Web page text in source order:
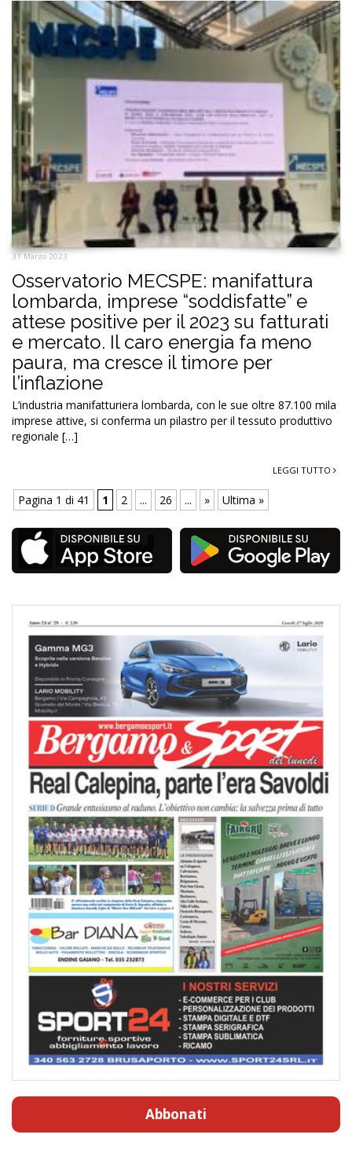
31 Marzo 2023
Osservatorio MECSPE: manifattura
lombarda, imprese “soddisfatte” e
attese positive per il 2023 su fatturati
e mercato. Il caro energia fa meno
paura, ma cresce il timore per
l’inflazione
L’industria manifatturiera lombarda, con le sue oltre 87.100 mila
imprese attive, si conferma un pilastro per il tessuto produttivo
regionale […]
LEGGI TUTTO
Pagina 1 di 41 1 2 ... 26 ... » Ultima »
Abbonati